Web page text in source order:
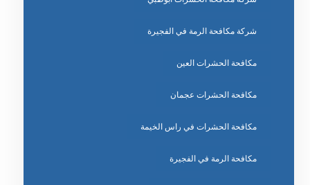
شركة مكافحة الرمة في الفجيرة
مكافحة الحشرات العين
مكافحة الحشرات عجمان
مكافحة الحشرات في راس الخيمة
مكافحة الرمة في الفجيرة